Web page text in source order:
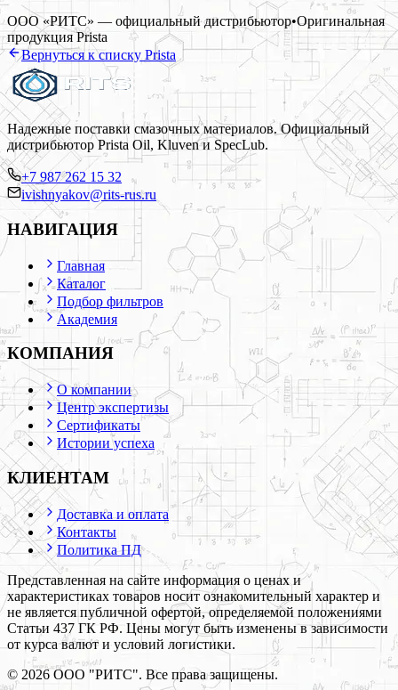
ООО «РИТС» — официальный дистрибьютор•Оригинальная
продукцияPrista
Вернуться к списку Prista
Надежные поставки смазочных материалов. Официальный
дистрибьютор Prista Oil, Kluven и SpecLub.
+7 987 262 15 32
ivishnyakov@rits-rus.ru
НАВИГАЦИЯ
Главная
Каталог
Подбор фильтров
Академия
КОМПАНИЯ
О компании
Центр экспертизы
Сертификаты
Истории успеха
КЛИЕНТАМ
Доставка и оплата
Контакты
Политика ПД
Представленная на сайте информация о ценах и
характеристиках товаров носит ознакомительный характер и
не является публичной офертой, определяемой положениями
Статьи 437 ГК РФ. Цены могут быть изменены в зависимости
от курса валют и условий логистики.
© 2026 ООО "РИТС". Все права защищены.